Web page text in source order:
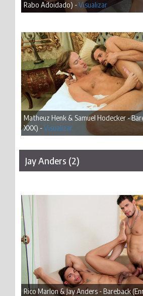
Rabo Adoidado) -Visualizar
Matheuz Henk & Samuel Hodecker -
XXX) -Visualizar
Jay Anders (2)
Rico Marlon & Jay Anders - Bareback